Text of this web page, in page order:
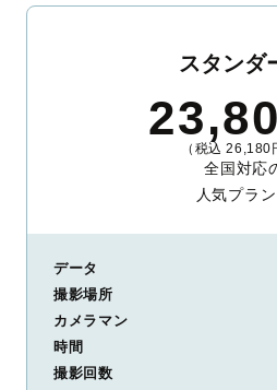
験をお届けします。
整。自然な雰囲気を残しつつも、お
に。きっと「こんな写真を撮ってほ
出会えます。まずは、ラブグラフの
スタンダ
（税込 26,180
全国対応
人気プラン
データ
撮影場所
カメラマン
時間
撮影回数